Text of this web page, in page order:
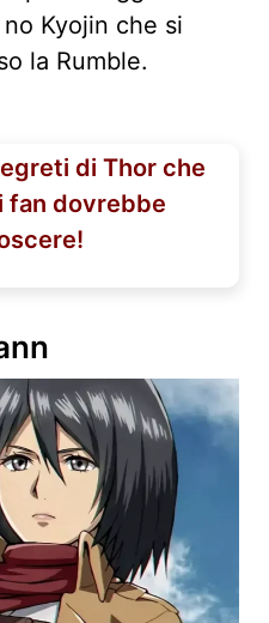
Kyojin che si
la Rumble.
di Thor che
fan dovrebbe